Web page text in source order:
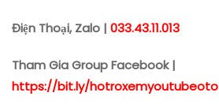
Điện Thoại, Zalo | 033.43.11.013
Tham Gia Group Facebook |
https://bit.ly/hotroxemyoutubeoto